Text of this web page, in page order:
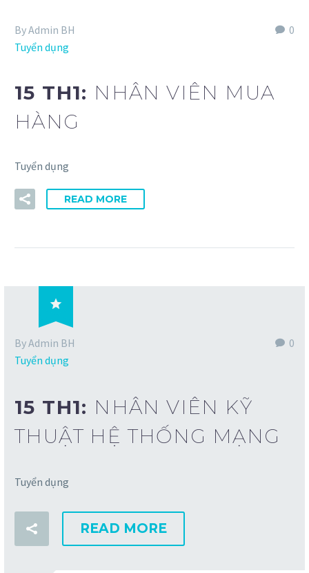
0
By Admin BH
Tuyển dụng
15 TH1: NHÂN VIÊN MUA
HÀNG
Tuyển dụng
READ MORE

0
By Admin BH
Tuyển dụng
15 TH1: NHÂN VIÊN KỸ
THUẬT HỆ THỐNG MẠNG
Tuyển dụng
READ MORE